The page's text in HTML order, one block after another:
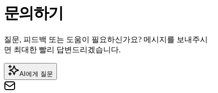
문의하기
질문, 피드백 또는 도움이 필요하신가요? 메시지를 보내주시
면 최대한 빨리 답변드리겠습니다.
AI에게 질문